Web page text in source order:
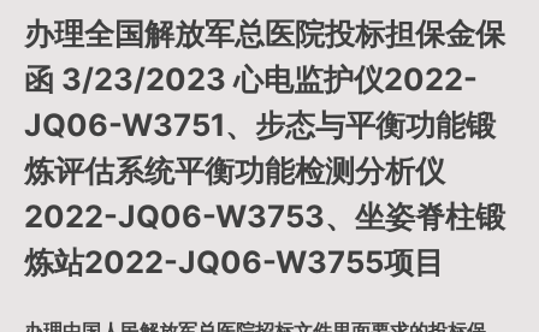
办理全国解放军总医院投标担保金保
函 3/23/2023 心电监护仪2022-
JQ06-W3751、步态与平衡功能锻
炼评估系统平衡功能检测分析仪
2022-JQ06-W3753、坐姿脊柱锻
炼站2022-JQ06-W3755项目